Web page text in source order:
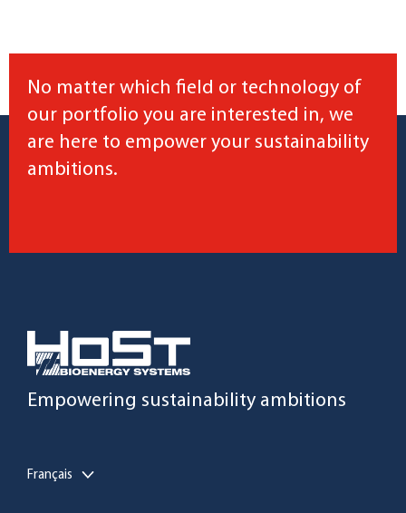
No matter which field or technology of
our portfolio you are interested in, we
are here to empower your sustainability
ambitions.
Empowering sustainability ambitions
Français